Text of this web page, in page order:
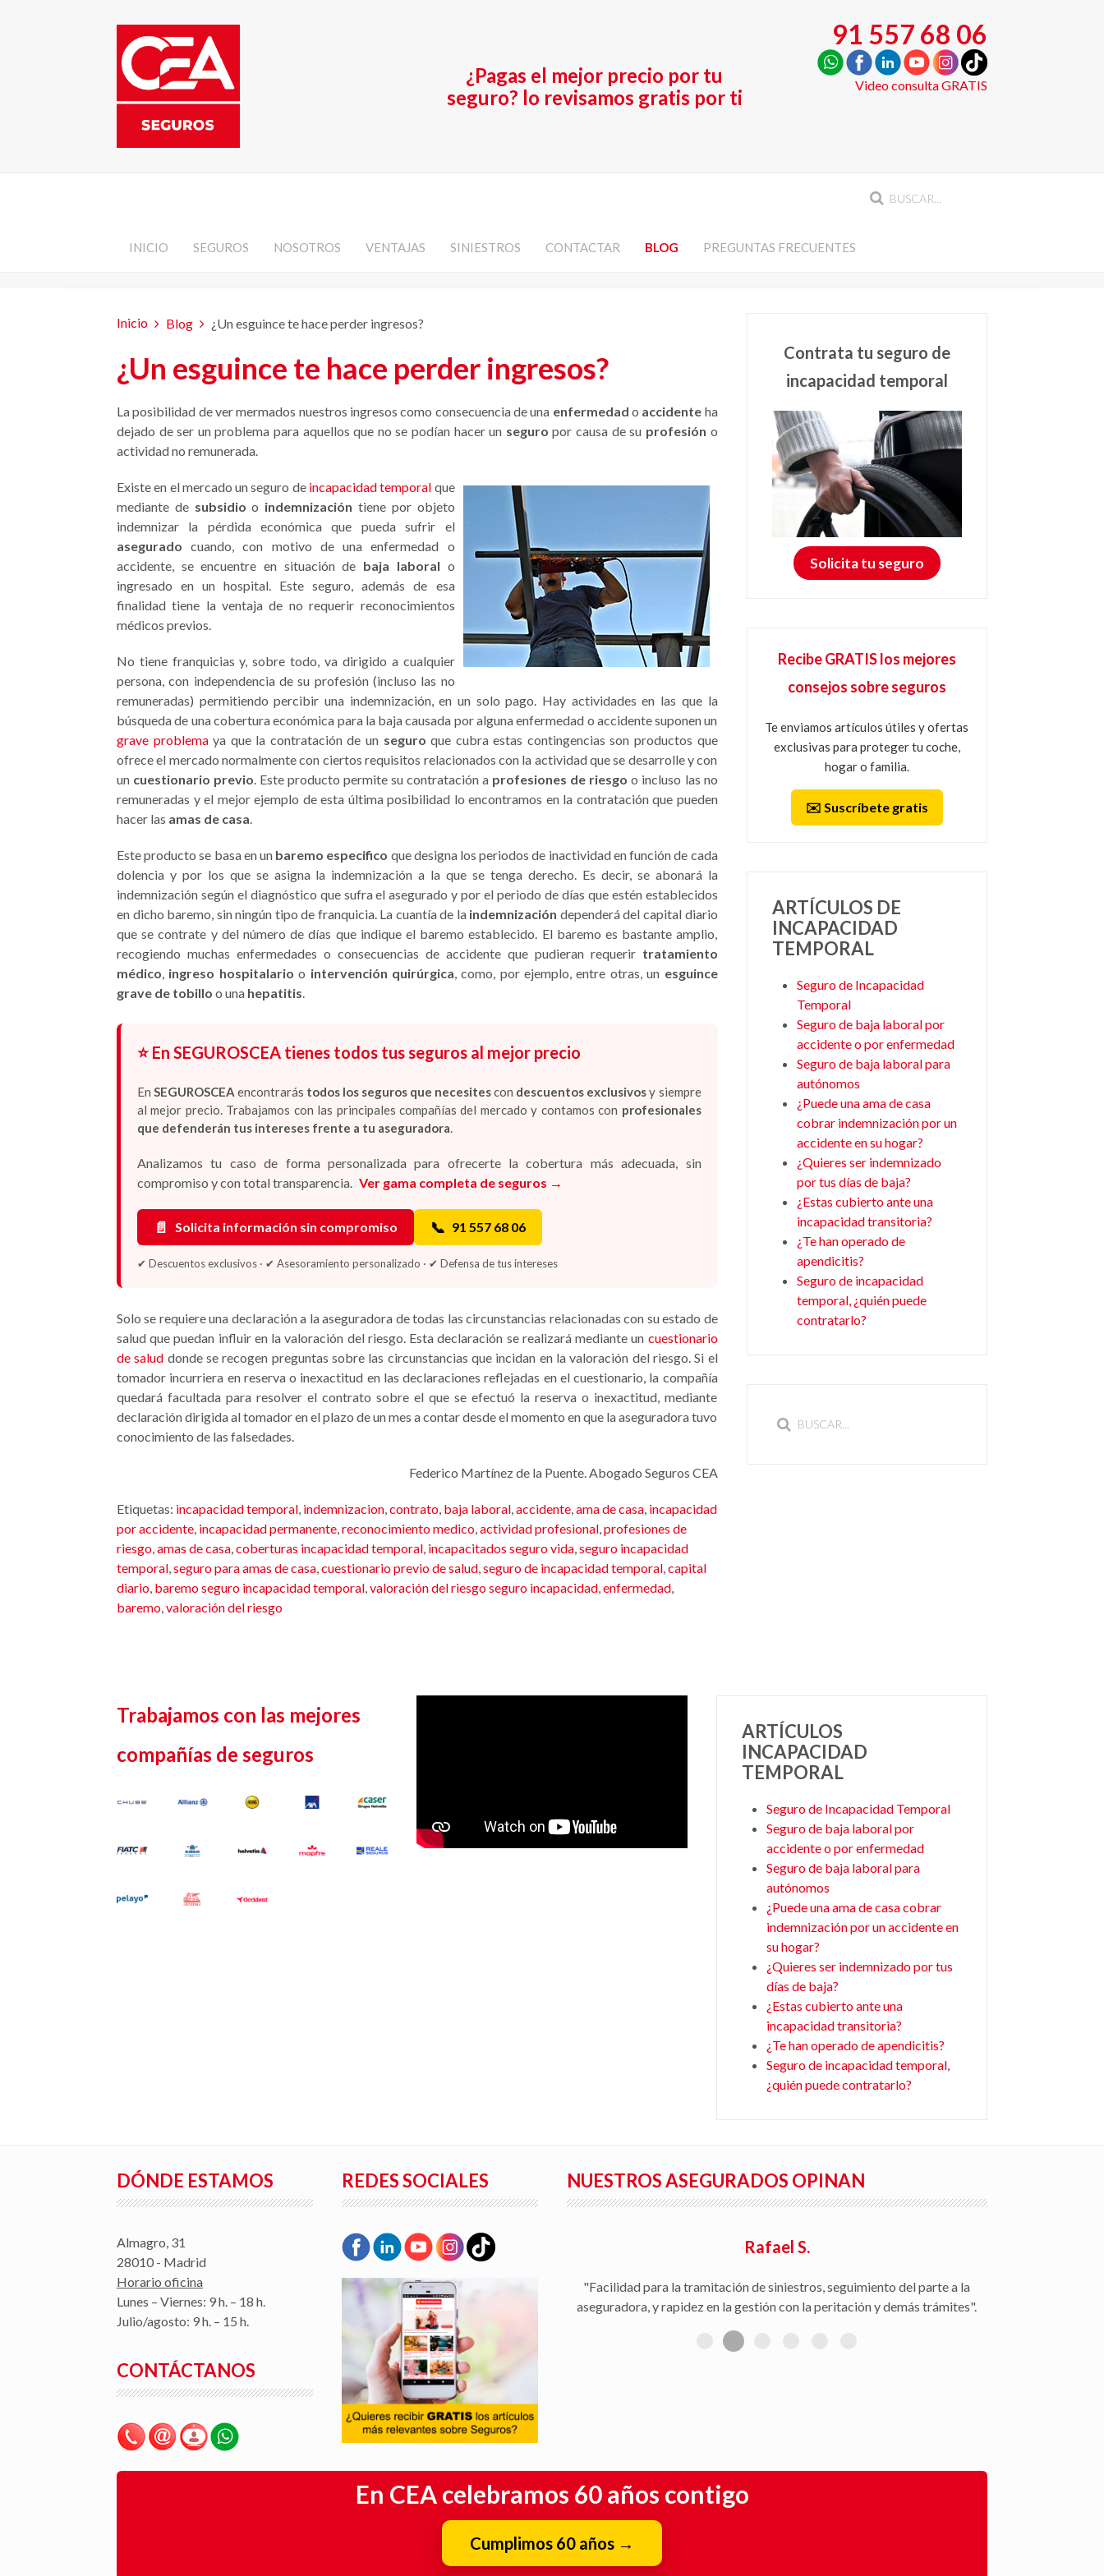
91 557 68 06
Video consulta GRATIS
¿Pagas el mejor precio por tu
seguro? lo revisamos gratis por ti
INICIO SEGUROS NOSOTROS VENTAJAS SINIESTROS CONTACTAR BLOG PREGUNTAS FRECUENTES
Inicio Blog ¿Un esguince te hace perder ingresos?
¿Un esguince te hace perder ingresos?
La posibilidad de ver mermados nuestros ingresos como consecuencia de una enfermedad o accidente ha
dejado de ser un problema para aquellos que no se podían hacer un seguro por causa de su profesión o
actividad no remunerada.
Existe en el mercado un seguro de incapacidad temporal que
mediante de subsidio o indemnización tiene por objeto
indemnizar la pérdida económica que pueda sufrir el
asegurado cuando, con motivo de una enfermedad o
accidente, se encuentre en situación de baja laboral o
ingresado en un hospital. Este seguro, además de esa
finalidad tiene la ventaja de no requerir reconocimientos
médicos previos.
No tiene franquicias y, sobre todo, va dirigido a cualquier
persona, con independencia de su profesión (incluso las no
remuneradas) permitiendo percibir una indemnización, en un solo pago. Hay actividades en las que la
búsqueda de una cobertura económica para la baja causada por alguna enfermedad o accidente suponen un
grave problemaya que la contratación de un seguro que cubra estas contingencias son productos que
ofrece el mercado normalmente con ciertos requisitos relacionados con la actividad que se desarrolle y con
un cuestionario previo. Este producto permite su contratación a profesiones de riesgo o incluso las no
remuneradas y el mejor ejemplo de esta última posibilidad lo encontramos en la contratación que pueden
hacer las amas de casa.
Este producto se basa en un baremo especifico que designa los periodos de inactividad en función de cada
dolencia y por los que se asigna la indemnización a la que se tenga derecho. Es decir, se abonará la
indemnización según el diagnóstico que sufra el asegurado y por el periodo de días que estén establecidos
en dicho baremo, sin ningún tipo de franquicia. La cuantía de la indemnización dependerá del capital diario
que se contrate y del número de días que indique el baremo establecido. El baremo es bastante amplio,
recogiendo muchas enfermedades o consecuencias de accidente que pudieran requerir tratamiento
médico, ingreso hospitalario o intervención quirúrgica, como, por ejemplo, entre otras, un esguince
grave de tobillo o una hepatitis.
⭐ En SEGUROSCEA tienes todos tus seguros al mejor precio
EnSEGUROSCEA encontrarás todos los seguros que necesitescon descuentos exclusivosy siempre
al mejor precio. Trabajamos con las principales compañías del mercado y contamos con profesionales
que defenderán tus intereses frente a tu aseguradora.
Analizamos tu caso de forma personalizada para ofrecerte la cobertura más adecuada, sin
compromiso y con total transparencia. Ver gama completa de seguros →
📄 Solicita información sin compromiso 📞 91 557 68 06
✔ Descuentos exclusivos · ✔ Asesoramiento personalizado · ✔ Defensa de tus intereses
Solo se requiere una declaración a la aseguradora de todas las circunstancias relacionadas con su estado de
salud que puedan influir en la valoración del riesgo. Esta declaración se realizará mediante un cuestionario
de salud donde se recogen preguntas sobre las circunstancias que incidan en la valoración del riesgo. Si el
tomador incurriera en reserva o inexactitud en las declaraciones reflejadas en el cuestionario, la compañía
quedará facultada para resolver el contrato sobre el que se efectuó la reserva o inexactitud, mediante
declaración dirigida al tomador en el plazo de un mes a contar desde el momento en que la aseguradora tuvo
conocimiento de las falsedades.
Federico Martínez de la Puente. Abogado Seguros CEA
Etiquetas: incapacidad temporal, indemnizacion,contrato, baja laboral,accidente,ama de casa, incapacidad
por accidente, incapacidad permanente,reconocimiento medico,actividad profesional,profesiones de
riesgo,amas de casa,coberturas incapacidad temporal, incapacitados seguro vida,seguro incapacidad
temporal,seguro para amas de casa,cuestionario previo de salud,seguro de incapacidad temporal,capital
diario, baremo seguro incapacidad temporal,valoración del riesgo seguro incapacidad,enfermedad,
baremo,valoración del riesgo
Contrata tu seguro de
incapacidad temporal
Solicita tu seguro
Recibe GRATIS los mejores
consejos sobre seguros
Te enviamos artículos útiles y ofertas
exclusivas para proteger tu coche,
hogar o familia.
✉️ Suscríbete gratis
ARTÍCULOS DE
INCAPACIDAD
TEMPORAL
Seguro de Incapacidad
Temporal
Seguro de baja laboral por
accidente o por enfermedad
Seguro de baja laboral para
autónomos
¿Puede una ama de casa
cobrar indemnización por un
accidente en su hogar?
¿Quieres ser indemnizado
por tus días de baja?
¿Estas cubierto ante una
incapacidad transitoria?
¿Te han operado de
apendicitis?
Seguro de incapacidad
temporal, ¿quién puede
contratarlo?
Trabajamos con las mejores
compañías de seguros
ARTÍCULOS
INCAPACIDAD
TEMPORAL
Seguro de Incapacidad Temporal
Seguro de baja laboral por
accidente o por enfermedad
Seguro de baja laboral para
autónomos
¿Puede una ama de casa cobrar
indemnización por un accidente en
su hogar?
¿Quieres ser indemnizado por tus
días de baja?
¿Estas cubierto ante una
incapacidad transitoria?
¿Te han operado de apendicitis?
Seguro de incapacidad temporal,
¿quién puede contratarlo?
DÓNDE ESTAMOS
Almagro, 31
28010 - Madrid
Horario oficina
Lunes – Viernes: 9 h. – 18 h.
Julio/agosto: 9 h. – 15 h.
CONTÁCTANOS
REDES SOCIALES NUESTROS ASEGURADOS OPINAN
Rafael S.
"Facilidad para la tramitación de siniestros, seguimiento del parte a la
aseguradora, y rapidez en la gestión con la peritación y demás trámites".
En CEA celebramos 60 años contigo
Cumplimos 60 años →